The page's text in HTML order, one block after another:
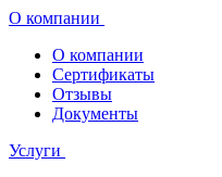
О компании
О компании
Сертификаты
Отзывы
Документы
Услуги